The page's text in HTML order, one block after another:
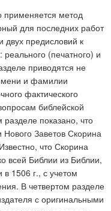
применяется метод
для последних работ
двух предисловий к
(печатного) и
приводятся не
и фамилии
фактического
библейской
разделе показано, что
Заветов Скорина
что Скорина
всей Библии из Библии,
1506 г., с учетом
В четвертом разделе
с оригинальными